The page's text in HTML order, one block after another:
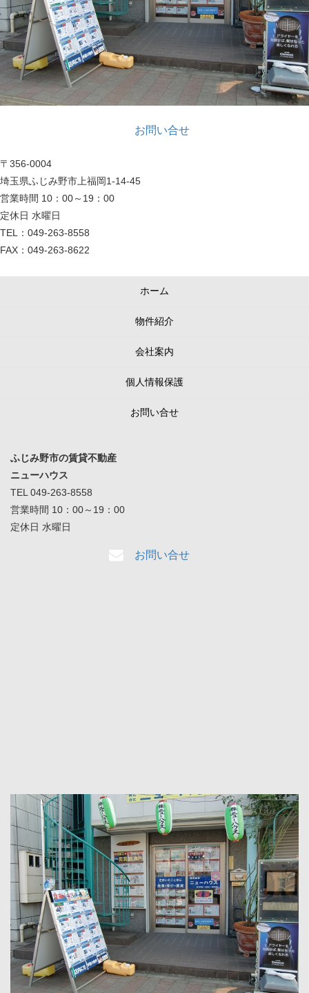
お問い合せ
〒356-0004
埼玉県ふじみ野市上福岡1-14-45
営業時間 10：00～19：00
定休日 水曜日
TEL：049-263-8558
FAX：049-263-8622
ホーム
物件紹介
会社案内
個人情報保護
お問い合せ
ふじみ野市の賃貸不動産
ニューハウス
TEL 049-263-8558
営業時間 10：00～19：00
定休日 水曜日
お問い合せ